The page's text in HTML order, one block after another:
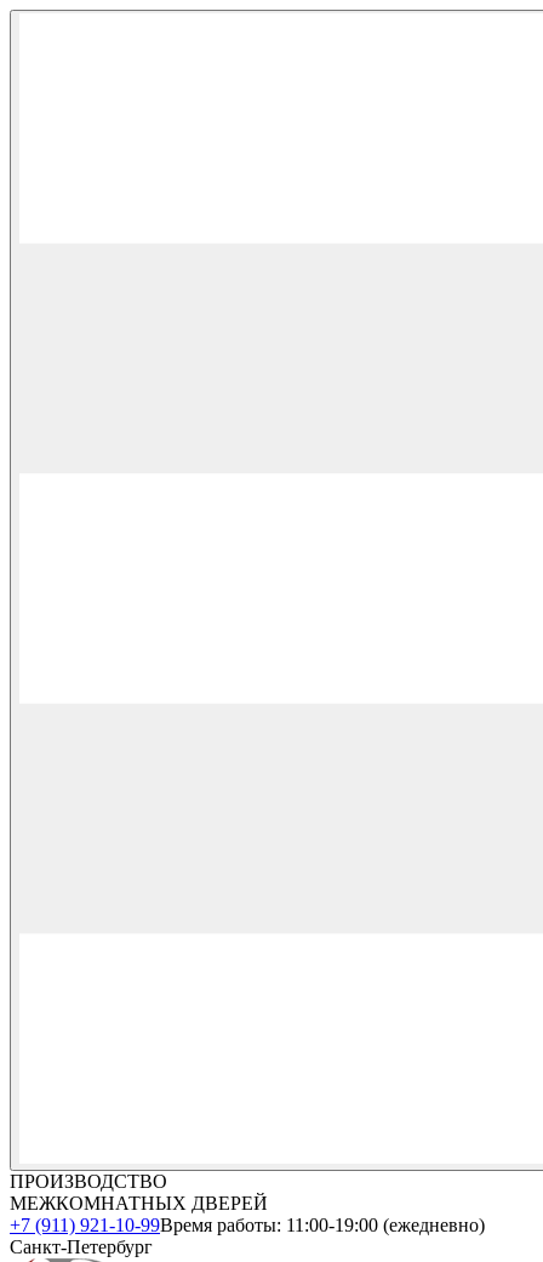
ПРОИЗВОДСТВО
МЕЖКОМНАТНЫХ ДВЕРЕЙ
+7 (911) 921-10-99Время работы: 11:00-19:00 (ежедневно)
Санкт-Петербург